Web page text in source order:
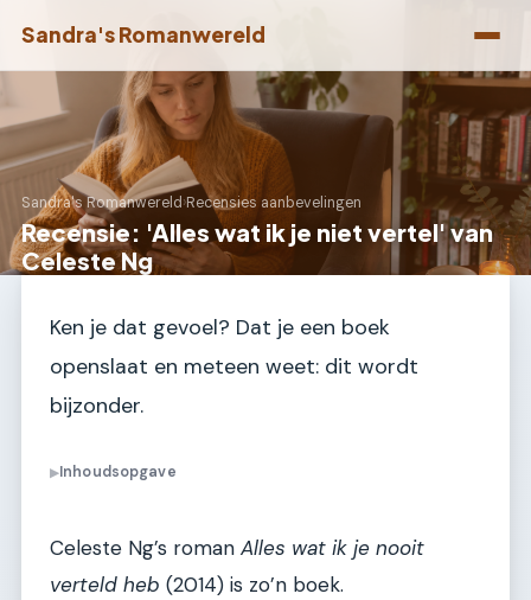
Sandra's Romanwereld
Sandra's Romanwereld›Recensies aanbevelingen
Recensie: 'Alles wat ik je niet vertel' van
Celeste Ng
Ken je dat gevoel? Dat je een boek
openslaat en meteen weet: dit wordt
bijzonder.
▶Inhoudsopgave
Celeste Ng’s roman Alles wat ik je nooit
verteld heb (2014) is zo’n boek.